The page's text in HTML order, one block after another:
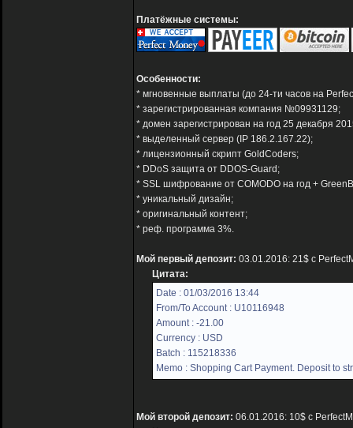
Платёжные системы:
Особенности:
* мгновенные выплаты (до 24-ти часов на
* зарегистрированная компания №09931129;
* домен зарегистрирован на год 25 декабря
* выделенный сервер (IP 186.2.167.22);
* лицензионный скрипт GoldCoders;
* DDoS защита от DDOS-Guard;
* SSL шифрование от COMODO на год +
* уникальный дизайн;
* оригинальный контент;
* реф. программа 3%.
Мой первый депозит: 03.01.2016: 21$ с
Цитата:
Date : 01/03/2016 13:44
From/To Account : U10116948
Amount : -21.00
Currency : USD
Batch : 115218336
Memo : Shopping Cart Payment. Deposit to
Мой второй депозит: 06.01.2016: 10$ с